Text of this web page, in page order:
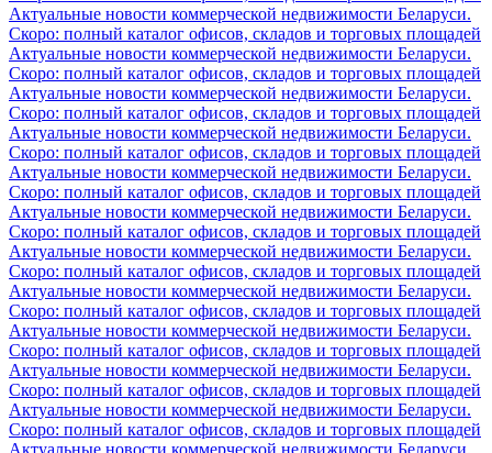
Актуальные новости коммерческой недвижимости Беларуси.
Скоро: полный каталог офисов, складов и торговых площадей
Актуальные новости коммерческой недвижимости Беларуси.
Скоро: полный каталог офисов, складов и торговых площадей
Актуальные новости коммерческой недвижимости Беларуси.
Скоро: полный каталог офисов, складов и торговых площадей
Актуальные новости коммерческой недвижимости Беларуси.
Скоро: полный каталог офисов, складов и торговых площадей
Актуальные новости коммерческой недвижимости Беларуси.
Скоро: полный каталог офисов, складов и торговых площадей
Актуальные новости коммерческой недвижимости Беларуси.
Скоро: полный каталог офисов, складов и торговых площадей
Актуальные новости коммерческой недвижимости Беларуси.
Скоро: полный каталог офисов, складов и торговых площадей
Актуальные новости коммерческой недвижимости Беларуси.
Скоро: полный каталог офисов, складов и торговых площадей
Актуальные новости коммерческой недвижимости Беларуси.
Скоро: полный каталог офисов, складов и торговых площадей
Актуальные новости коммерческой недвижимости Беларуси.
Скоро: полный каталог офисов, складов и торговых площадей
Актуальные новости коммерческой недвижимости Беларуси.
Скоро: полный каталог офисов, складов и торговых площадей
Актуальные новости коммерческой недвижимости Беларуси.